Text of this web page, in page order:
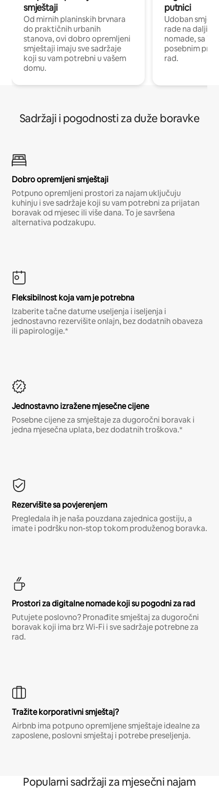
smještaji
Od mirnih planinskih brvnara
do praktičnih urbanih
stanova, ovi dobro opremljeni
smještaji imaju sve sadržaje
koji su vam potrebni u vašem
domu.
putnici
Udoban
rade na
nomade, sa
posebnim
rad.
Sadržaji i pogodnosti za duže boravke
Dobro opremljeni smještaji
Potpuno opremljeni prostori za najam uključuju
kuhinju i sve sadržaje koji su vam potrebni za prijatan
boravak od mjesec ili više dana. To je savršena
alternativa podzakupu.
Fleksibilnost koja vam je potrebna
Izaberite tačne datume useljenja i iseljenja i
jednostavno rezervišite onlajn, bez dodatnih obaveza
ili papirologije.*
Jednostavno izražene mjesečne cijene
Posebne cijene za smještaje za dugoročni boravak i
jedna mjesečna uplata, bez dodatnih troškova.*
Rezervišite sa povjerenjem
Pregledala ih je naša pouzdana zajednica gostiju, a
imate i podršku non-stop tokom produženog boravka.
Prostori za digitalne nomade koji su pogodni za rad
Putujete poslovno? Pronađite smještaj za dugoročni
boravak koji ima brz Wi-Fi i sve sadržaje potrebne za
rad.
Tražite korporativni smještaj?
Airbnb ima potpuno opremljene smještaje idealne za
zaposlene, poslovni smještaj i potrebe preseljenja.
Popularni sadržaji za mjesečni najam